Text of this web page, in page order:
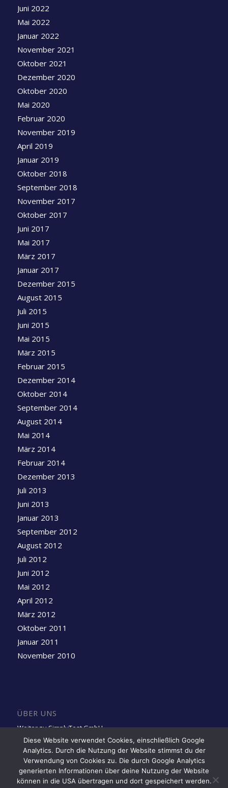
Juni 2022
Mai 2022
Januar 2022
November 2021
Oktober 2021
Dezember 2020
Oktober 2020
Mai 2020
Februar 2020
November 2019
April 2019
Januar 2019
Oktober 2018
September 2018
November 2017
Oktober 2017
Juni 2017
Mai 2017
März 2017
Januar 2017
Dezember 2015
August 2015
Juli 2015
Juni 2015
Mai 2015
März 2015
Februar 2015
Dezember 2014
Oktober 2014
September 2014
August 2014
Mai 2014
März 2014
Februar 2014
Dezember 2013
Juli 2013
Juni 2013
Januar 2013
September 2012
August 2012
Juli 2012
Juni 2012
Mai 2012
April 2012
März 2012
Oktober 2011
Januar 2011
November 2010
ÜBER UNS
Weiter zu SimplyTest GmbH
Folge uns auf LinkedIn
Diese Website verwendet Cookies, einschließlich Google
Analytics. Durch die Nutzung der Website stimmst du der
Verwendung von Cookies zu. Die durch Google Analytics
generierten Informationen über deine Nutzung der Website
können in die USA übertragen und dort gespeichert werden.